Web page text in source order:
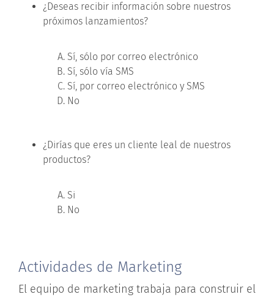
¿Deseas recibir información sobre nuestros
próximos lanzamientos?
Sí, sólo por correo electrónico
Sí, sólo vía SMS
Sí, por correo electrónico y SMS
No
¿Dirías que eres un cliente leal de nuestros
productos?
Si
No
Actividades de Marketing
El equipo de marketing trabaja para construir el